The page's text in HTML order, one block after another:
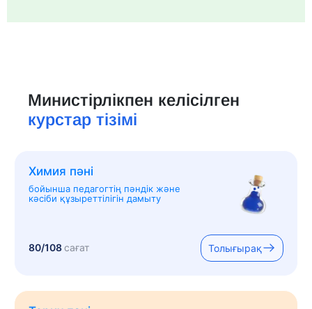
Министірлікпен келісілген
курстар тізімі
Химия пәні
бойынша педагогтің пәндік және
кәсіби құзыреттілігін дамыту
80/108сағат Толығырақ